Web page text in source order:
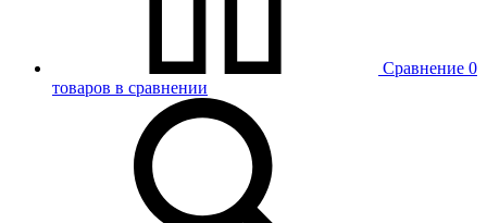
Сравнение 0
товаров в сравнении